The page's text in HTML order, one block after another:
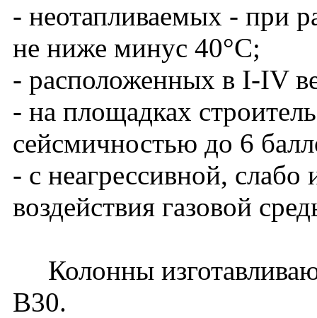
- неотапливаемых - при
не ниже минус 40°С;
- расположенных в I-IV
- на площадках
сейсмичностью до 6
- с неагрессивной, слабо
воздействия газовой
Колонны
В30.